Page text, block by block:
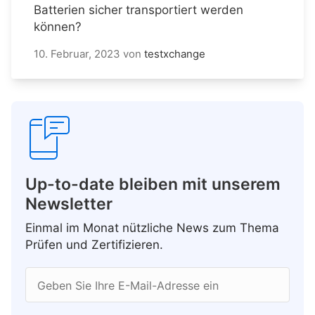
Batterien sicher transportiert werden
können?
10. Februar, 2023 von testxchange
Up-to-date bleiben mit unserem
Newsletter
Einmal im Monat nützliche News zum Thema
Prüfen und Zertifizieren.
Geben Sie Ihre E-Mail-Adresse ein